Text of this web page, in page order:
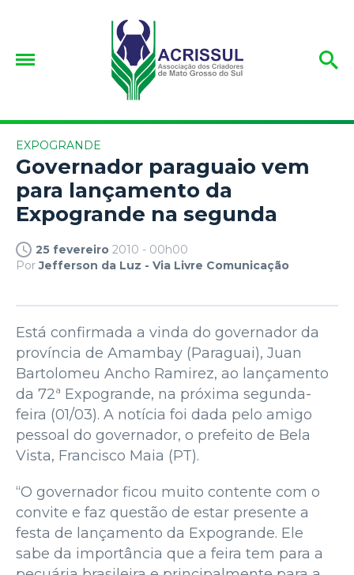
EXPOGRANDE
Governador paraguaio vem
para lançamento da
Expogrande na segunda
25 fevereiro 2010 - 00h00
PorJefferson da Luz - Via Livre Comunicação
Está confirmada a vinda do governador da
província de Amambay (Paraguai), Juan
Bartolomeu Ancho Ramirez, ao lançamento
da 72ª Expogrande, na próxima segunda-
feira (01/03). A notícia foi dada pelo amigo
pessoal do governador, o prefeito de Bela
Vista, Francisco Maia (PT).
“O governador ficou muito contente com o
convite e faz questão de estar presente a
festa de lançamento da Expogrande. Ele
sabe da importância que a feira tem para a